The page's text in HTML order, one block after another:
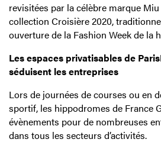
revisitées par la célèbre marque
collection Croisière 2020,
ouverture de la Fashion Week de la
Les espaces privatisables de
séduisent les entreprises
Lors de journées de courses ou en
sportif, les hippodromes de France
évènements pour de nombreuses
dans tous les secteurs d’activités.